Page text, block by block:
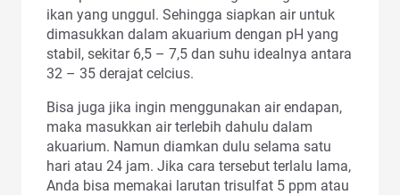
ikan yang unggul. Sehingga siapkan air untuk
dimasukkan dalam akuarium dengan pH yang
stabil, sekitar 6,5 – 7,5 dan suhu idealnya antara
32 – 35 derajat celcius.
Bisa juga jika ingin menggunakan air endapan,
maka masukkan air terlebih dahulu dalam
akuarium. Namun diamkan dulu selama satu
hari atau 24 jam. Jika cara tersebut terlalu lama,
Anda bisa memakai larutan trisulfat 5 ppm atau